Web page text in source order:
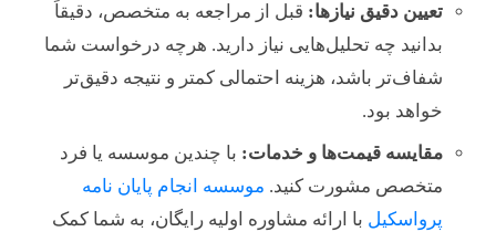
تعیین دقیق نیازها: قبل از مراجعه به متخصص، دقیقاً
بدانید چه تحلیل‌هایی نیاز دارید. هرچه درخواست شما
شفاف‌تر باشد، هزینه احتمالی کمتر و نتیجه دقیق‌تر
خواهد بود.
مقایسه قیمت‌ها و خدمات: با چندین موسسه یا فرد
متخصص مشورت کنید. موسسه انجام پایان نامه
پرواسکیل با ارائه مشاوره اولیه رایگان، به شما کمک